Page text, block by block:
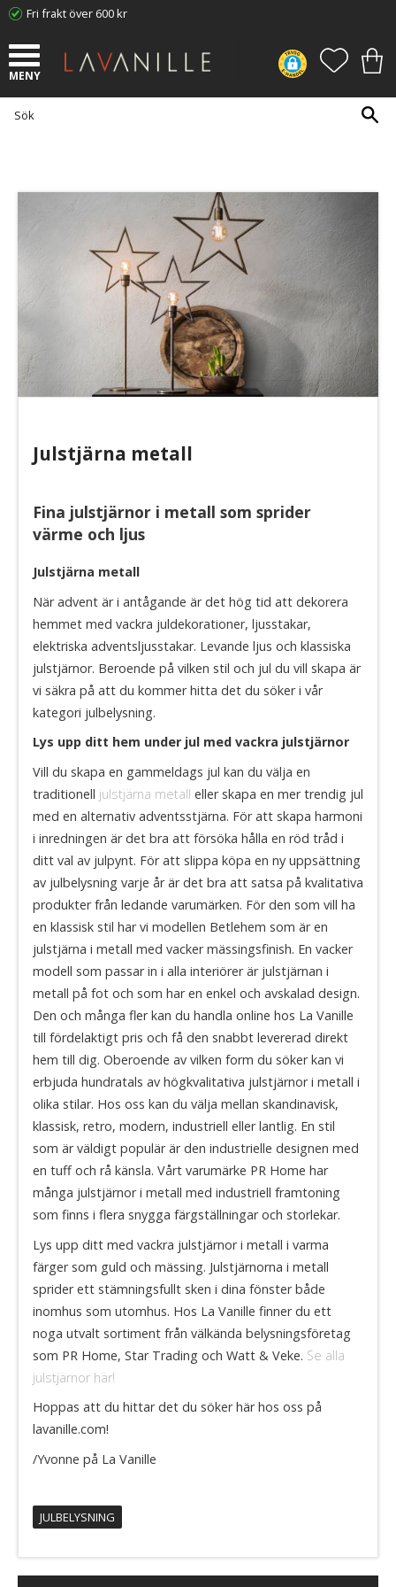
Fri frakt över 600 kr
​Julstjärna metall
Fina julstjärnor i metall som sprider
värme och ljus
Julstjärna metall
När advent är i antågande är det hög tid att dekorera
hemmet med vackra juldekorationer, ljusstakar,
elektriska adventsljusstakar. Levande ljus och klassiska
julstjärnor. Beroende på vilken stil och jul du vill skapa är
vi säkra på att du kommer hitta det du söker i vår
kategori julbelysning.
Lys upp ditt hem under jul med vackra julstjärnor
Vill du skapa en gammeldags jul kan du välja en
traditionell julstjärna metall eller skapa en mer trendig jul
med en alternativ adventsstjärna. För att skapa harmoni
i inredningen är det bra att försöka hålla en röd tråd i
ditt val av julpynt. För att slippa köpa en ny uppsättning
av julbelysning varje år är det bra att satsa på kvalitativa
produkter från ledande varumärken. För den som vill ha
en klassisk stil har vi modellen Betlehem som är en
julstjärna i metall med vacker mässingsfinish. En vacker
modell som passar in i alla interiörer är julstjärnan i
metall på fot och som har en enkel och avskalad design.
Den och många fler kan du handla online hos La Vanille
till fördelaktigt pris och få den snabbt levererad direkt
hem till dig. Oberoende av vilken form du söker kan vi
erbjuda hundratals av högkvalitativa julstjärnor i metall i
olika stilar. Hos oss kan du välja mellan skandinavisk,
klassisk, retro, modern, industriell eller lantlig. En stil
som är väldigt populär är den industrielle designen med
en tuff och rå känsla. Vårt varumärke PR Home har
många julstjärnor i metall med industriell framtoning
som finns i flera snygga färgställningar och storlekar.
Lys upp ditt med vackra julstjärnor i metall i varma
färger som guld och mässing. Julstjärnorna i metall
sprider ett stämningsfullt sken i dina fönster både
inomhus som utomhus. Hos La Vanille finner du ett
noga utvalt sortiment från välkända belysningsföretag
som PR Home, Star Trading och Watt & Veke. Se alla
julstjärnor här!
Hoppas att du hittar det du söker här hos oss på
lavanille.com!
/Yvonne på La Vanille
JULBELYSNING